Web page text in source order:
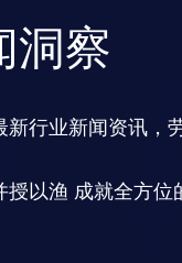
新行业新闻资讯，
授以渔 成就全方位
洞察